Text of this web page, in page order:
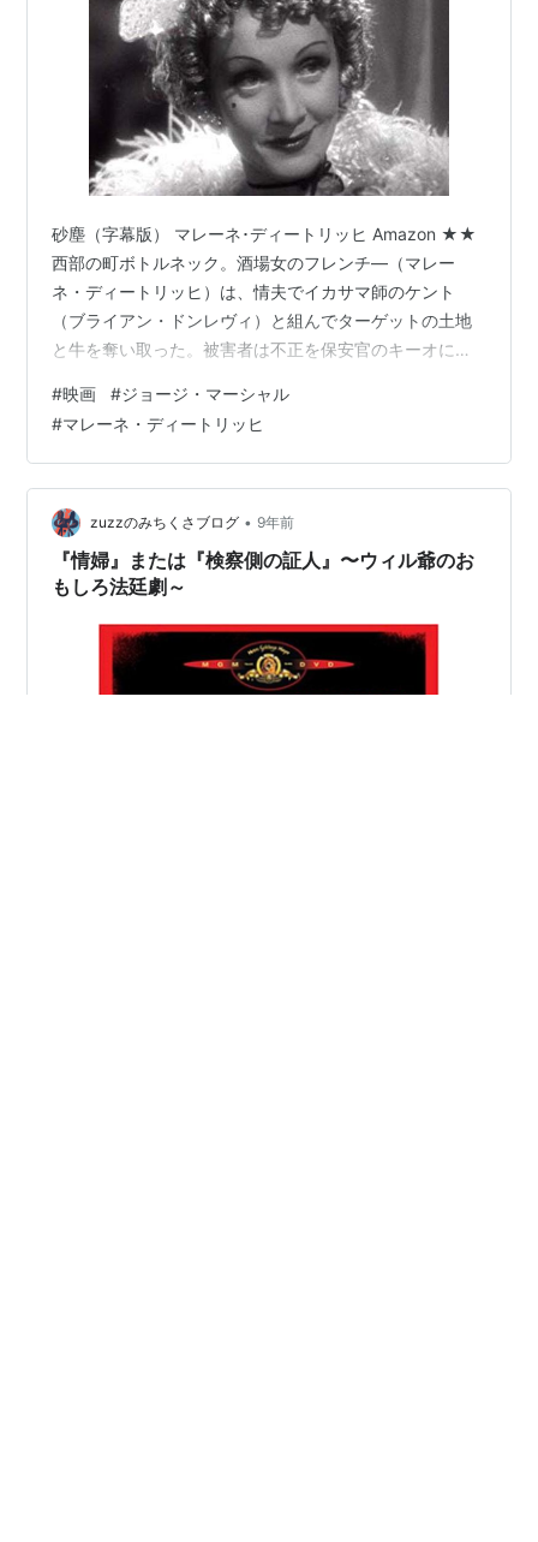
砂塵（字幕版） マレーネ･ディートリッヒ Amazon ★★
西部の町ボトルネック。酒場女のフレンチ―（マレー
ネ・ディートリッヒ）は、情夫でイカサマ師のケント
（ブライアン・ドンレヴィ）と組んでターゲットの土地
と牛を奪い取った。被害者は不正を保安官のキーオに訴
まう。その後、酔っ払いのウォッシュが保安官に任命さ
れた。ウォッシュは自分の片腕として、名保安官の息子
トム・デストリー・ジュニア（ジェームズ・スチュワー
ト）を呼び寄せる。 原作はマックス・ブランド『Destry
Rides Again』【Amazon】。 マレーネ・ディートリッヒ
のキャットファ…
#映画 #ジョージ・マーシャル
#マレーネ・ディートリッヒ
zuzzのみちくさブログ • 9年前
『情婦』または『検察側の証人』〜ウィル爺のお
もしろ法廷劇～